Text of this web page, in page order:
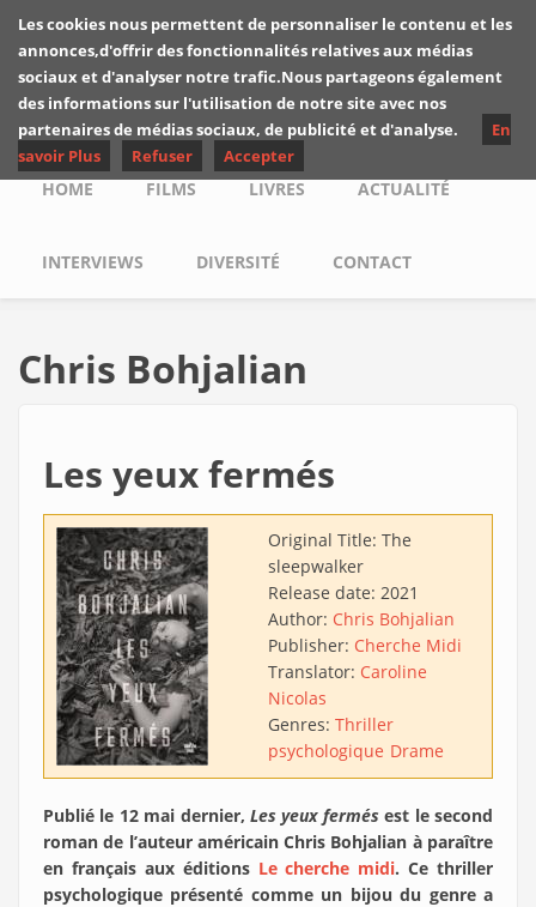
Skip to main content
Les critiques de
Yuyine
Main menu
HOME FILMS LIVRES ACTUALITÉ
INTERVIEWS DIVERSITÉ CONTACT
Chris Bohjalian
Les yeux fermés
Original Title: The
sleepwalker
Release date: 2021
Author: Chris Bohjalian
Publisher: Cherche Midi
Translator: Caroline
Nicolas
Genres: Thriller
psychologique Drame
Publié le 12 mai dernier, Les yeux fermés est le second
roman de l’auteur américain Chris Bohjalian à paraître
en français aux éditions Le cherche midi. Ce thriller
psychologique présenté comme un bijou du genre a
Les cookies nous permettent de personnaliser le contenu et les
annonces,d'offrir des fonctionnalités relatives aux médias
sociaux et d'analyser notre trafic.Nous partageons également
des informations sur l'utilisation de notre site avec nos
partenaires de médias sociaux, de publicité et d'analyse.
En
savoir Plus
Refuser Accepter